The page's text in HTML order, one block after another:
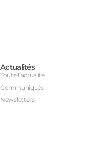
Actualités
Toute l’actualité
Communiqués
Newsletters